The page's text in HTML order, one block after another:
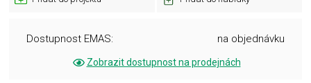
Dostupnost EMAS: na objednávku
Zobrazit dostupnost na prodejnách